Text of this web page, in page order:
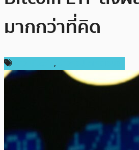
มากกว่าที่คิด
,